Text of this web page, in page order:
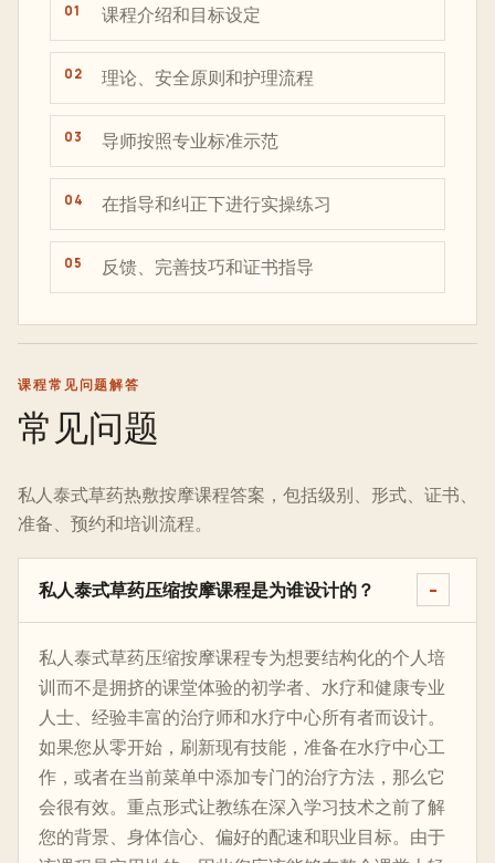
课程介绍和目标设定
理论、安全原则和护理流程
导师按照专业标准示范
在指导和纠正下进行实操练习
反馈、完善技巧和证书指导
课程常见问题解答
常见问题
私人泰式草药热敷按摩课程答案，包括级别、形式、证书、
准备、预约和培训流程。
私人泰式草药压缩按摩课程是为谁设计的？
私人泰式草药压缩按摩课程专为想要结构化的个人培
训而不是拥挤的课堂体验的初学者、水疗和健康专业
人士、经验丰富的治疗师和水疗中心所有者而设计。
如果您从零开始，刷新现有技能，准备在水疗中心工
作，或者在当前菜单中添加专门的治疗方法，那么它
会很有效。重点形式让教练在深入学习技术之前了解
您的背景、身体信心、偏好的配速和职业目标。由于